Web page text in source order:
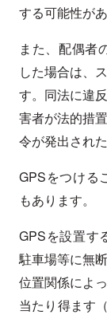
する可能性があ
また、配偶者
した場合は、
す。同法に違
害者が法的措
令が発出され
GPSをつける
もあります。
GPSを設置す
駐車場等に無
位置関係によ
当たり得ます